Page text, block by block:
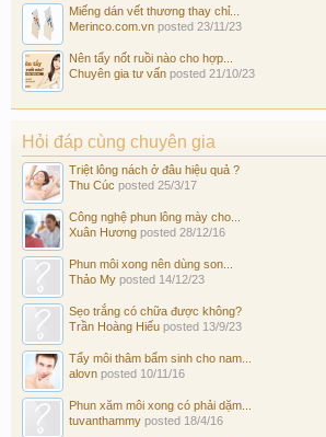
Miếng dán vết thương thay chỉ...
Merinco.com.vn posted 23/11/23
Nên tẩy nốt ruồi nào cho hợp...
Chuyên gia tư vấn posted 21/10/23
Hỏi đáp cùng chuyên gia
Triệt lông nách ở đâu hiệu quả ?
Thu Cúc posted 25/3/17
Công nghệ phun lông mày cho...
Xuân Hương posted 28/12/16
Phun môi xong nên dùng son...
Thảo My posted 14/12/23
Sẹo trắng có chữa được không?
Trần Hoàng Hiếu posted 13/9/23
Tẩy môi thâm bẩm sinh cho nam...
alovn posted 10/11/16
Phun xăm môi xong có phải dặm...
tuvanthammy posted 18/4/16